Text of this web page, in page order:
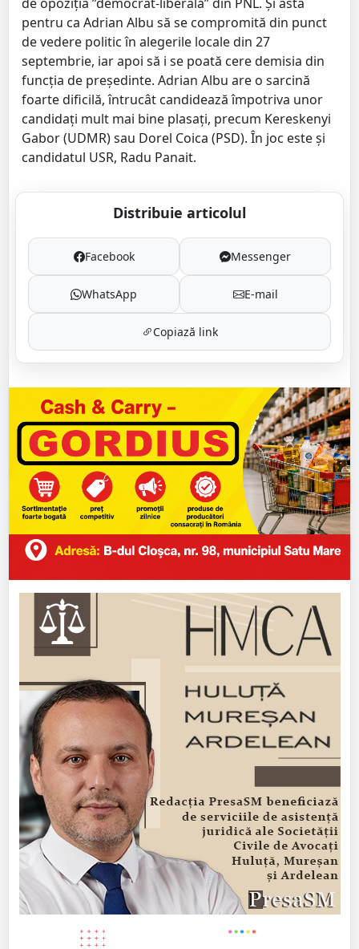
pentru ca Adrian Albu să se compromită din punct
de vedere politic în alegerile locale din 27
septembrie, iar apoi să i se poată cere demisia din
funcția de președinte. Adrian Albu are o sarcină
foarte dificilă, întrucât candidează împotriva unor
candidați mult mai bine plasați, precum Kereskenyi
Gabor (UDMR) sau Dorel Coica (PSD). În joc este și
candidatul USR, Radu Panait.
Distribuie articolul
Facebook Messenger
WhatsApp E-mail
Copiază link